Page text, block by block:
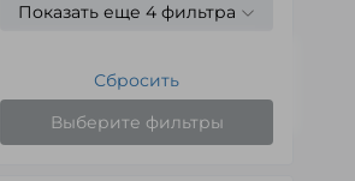
Показать еще 4 фильтра
Сбросить
Выберите фильтры